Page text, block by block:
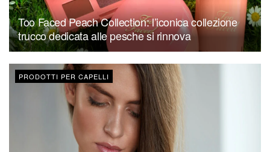
Too Faced Peach Collection: l’iconica collezione
trucco dedicata alle pesche si rinnova
PRODOTTI PER CAPELLI